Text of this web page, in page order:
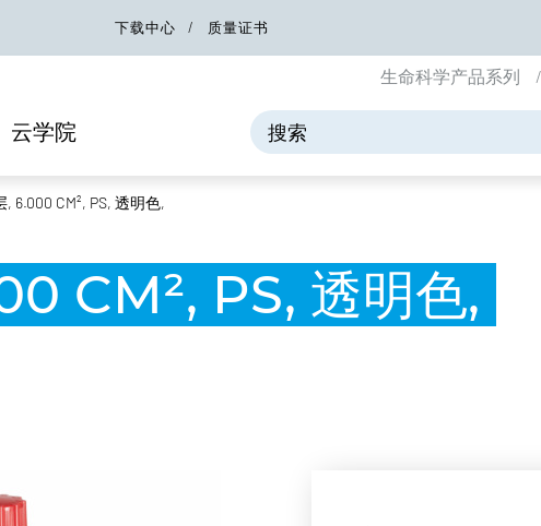
下载中心 质量证书
云学院
生命科学产品系列
, 6.000 CM², PS, 透明色,
CM², PS, 透明色,